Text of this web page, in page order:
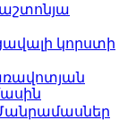
կորստի